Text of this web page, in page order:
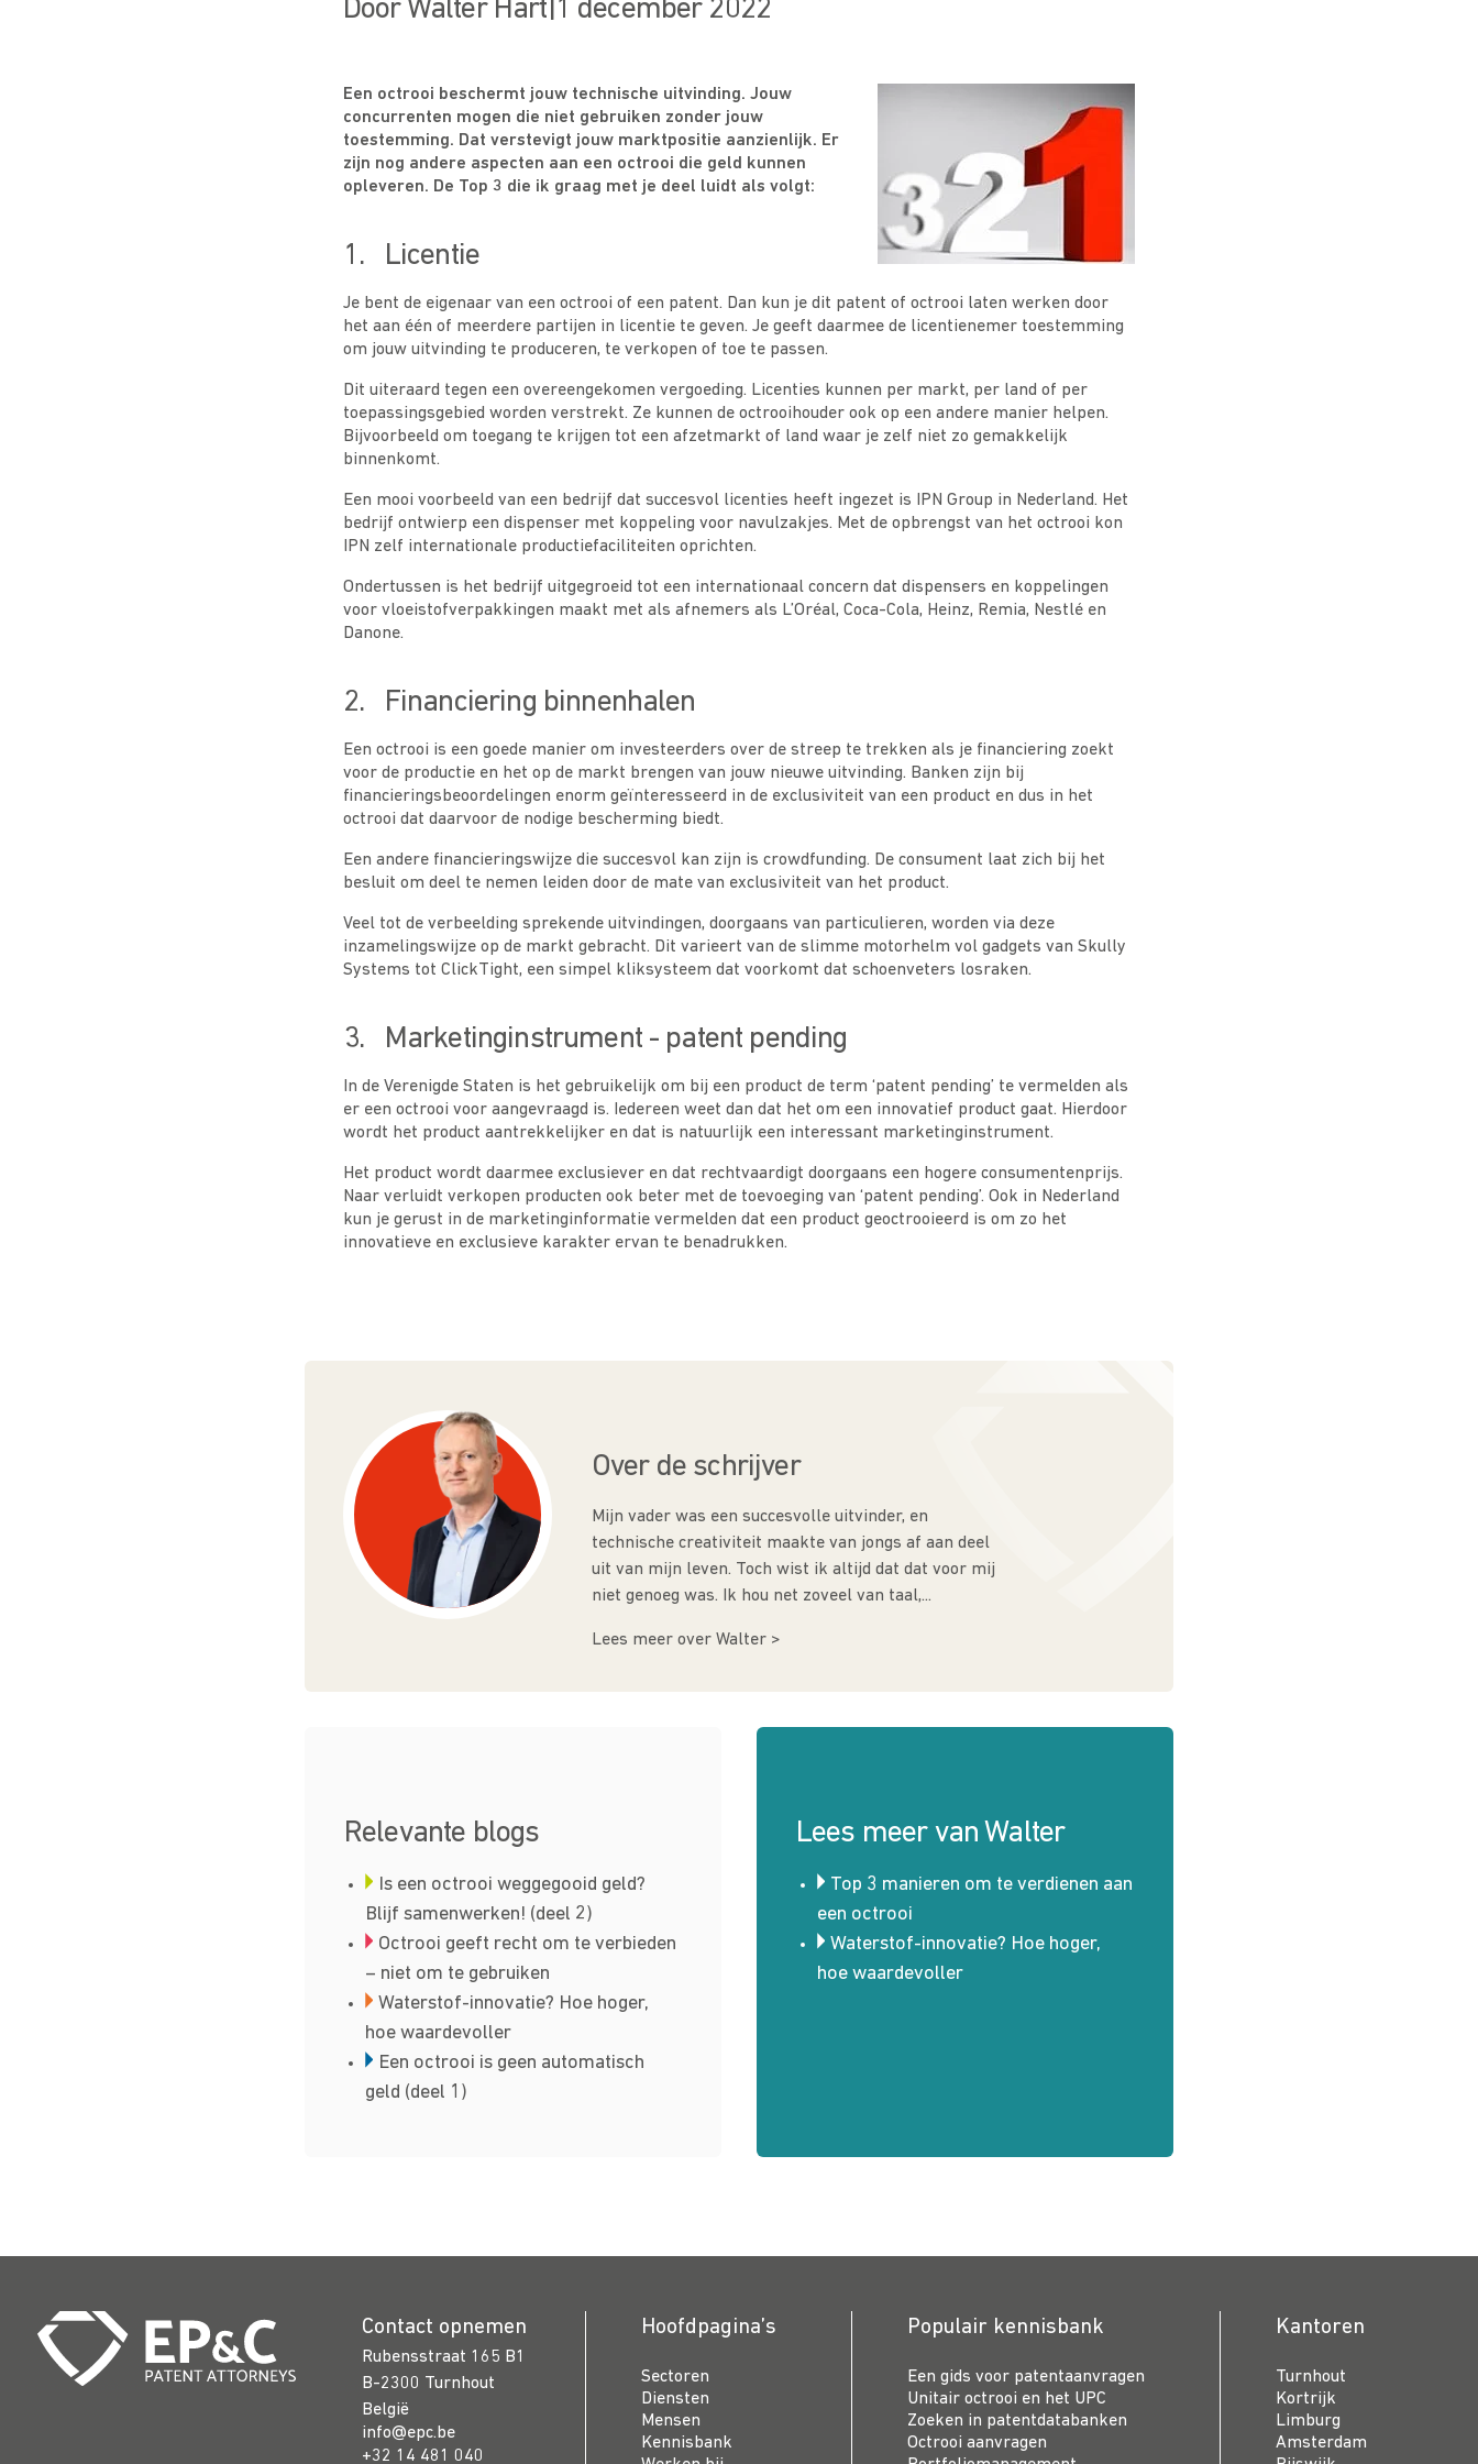
Door Walter Hart 1 december 2022
Een octrooi beschermt jouw technische uitvinding. Jouw
concurrenten mogen die niet gebruiken zonder jouw
toestemming. Dat verstevigt jouw marktpositie aanzienlijk. Er
zijn nog andere aspecten aan een octrooi die geld kunnen
opleveren. De Top 3 die ik graag met je deel luidt als volgt:
1. Licentie
Je bent de eigenaar van een octrooi of een patent. Dan kun je dit patent of octrooi laten werken door
het aan één of meerdere partijen in licentie te geven. Je geeft daarmee de licentienemer toestemming
om jouw uitvinding te produceren, te verkopen of toe te passen.
Dit uiteraard tegen een overeengekomen vergoeding. Licenties kunnen per markt, per land of per
toepassingsgebied worden verstrekt. Ze kunnen de octrooihouder ook op een andere manier helpen.
Bijvoorbeeld om toegang te krijgen tot een afzetmarkt of land waar je zelf niet zo gemakkelijk
binnenkomt.
Een mooi voorbeeld van een bedrijf dat succesvol licenties heeft ingezet is IPN Group in Nederland. Het
bedrijf ontwierp een dispenser met koppeling voor navulzakjes. Met de opbrengst van het octrooi kon
IPN zelf internationale productiefaciliteiten oprichten.
Ondertussen is het bedrijf uitgegroeid tot een internationaal concern dat dispensers en koppelingen
voor vloeistofverpakkingen maakt met als afnemers als L’Oréal, Coca-Cola, Heinz, Remia, Nestlé en
Danone.
2. Financiering binnenhalen
Een octrooi is een goede manier om investeerders over de streep te trekken als je financiering zoekt
voor de productie en het op de markt brengen van jouw nieuwe uitvinding. Banken zijn bij
financieringsbeoordelingen enorm geïnteresseerd in de exclusiviteit van een product en dus in het
octrooi dat daarvoor de nodige bescherming biedt.
Een andere financieringswijze die succesvol kan zijn is crowdfunding. De consument laat zich bij het
besluit om deel te nemen leiden door de mate van exclusiviteit van het product.
Veel tot de verbeelding sprekende uitvindingen, doorgaans van particulieren, worden via deze
inzamelingswijze op de markt gebracht. Dit varieert van de slimme motorhelm vol gadgets van Skully
Systems tot ClickTight, een simpel kliksysteem dat voorkomt dat schoenveters losraken.
3. Marketinginstrument - patent pending
In de Verenigde Staten is het gebruikelijk om bij een product de term ‘patent pending’ te vermelden als
er een octrooi voor aangevraagd is. Iedereen weet dan dat het om een innovatief product gaat. Hierdoor
wordt het product aantrekkelijker en dat is natuurlijk een interessant marketinginstrument.
Het product wordt daarmee exclusiever en dat rechtvaardigt doorgaans een hogere consumentenprijs.
Naar verluidt verkopen producten ook beter met de toevoeging van ‘patent pending’. Ook in Nederland
kun je gerust in de marketinginformatie vermelden dat een product geoctrooieerd is om zo het
innovatieve en exclusieve karakter ervan te benadrukken.
Over de schrijver
Mijn vader was een succesvolle uitvinder, en
technische creativiteit maakte van jongs af aan deel
uit van mijn leven. Toch wist ik altijd dat dat voor mij
niet genoeg was. Ik hou net zoveel van taal,...
Lees meer over Walter >
Relevante blogs
Is een octrooi weggegooid geld?
Blijf samenwerken! (deel 2)
Octrooi geeft recht om te verbieden
– niet om te gebruiken
Waterstof-innovatie? Hoe hoger,
hoe waardevoller
Een octrooi is geen automa­­tisch
geld (deel 1)
Lees meer van Walter
Top 3 manieren om te verdienen aan
een octrooi
Waterstof-innovatie? Hoe hoger,
hoe waardevoller
Contact opnemen
Rubensstraat 165 B1
B-2300 Turnhout
België
info@epc.be
+32 14 481 040
Hoofdpagina’s
Sectoren
Diensten
Mensen
Kennisbank
Populair kennisbank
Een gids voor patentaanvragen
Unitair octrooi en het UPC
Zoeken in patentdatabanken
Octrooi aanvragen
Kantoren
Turnhout
Kortrijk
Limburg
Amsterdam